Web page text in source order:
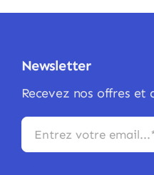
Newsletter
Recevez nos offres et